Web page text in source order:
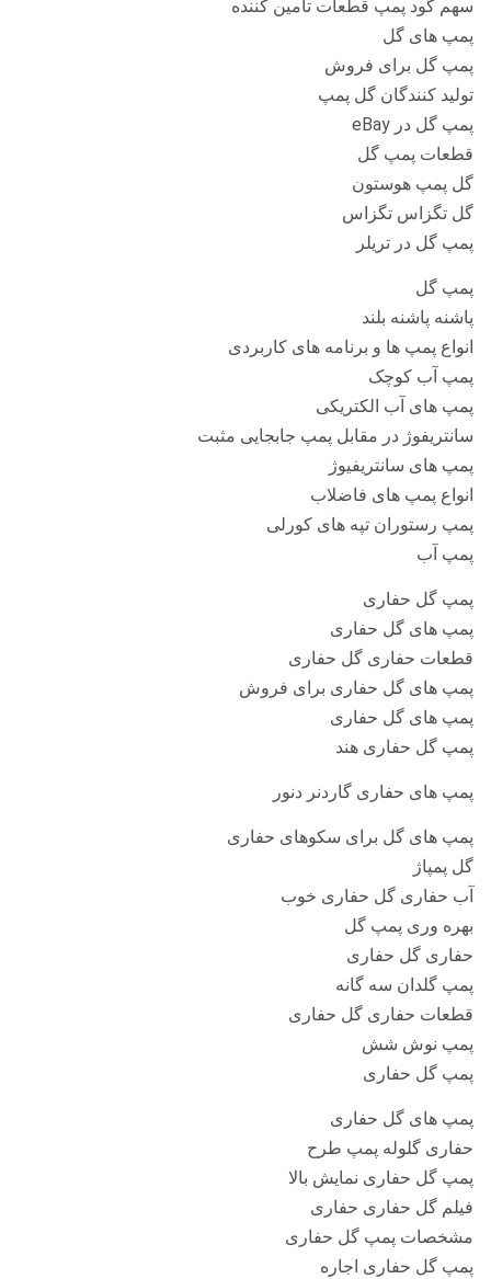
سهم گود پمپ قطعات تامین کننده
پمپ های گل
پمپ گل برای فروش
تولید کنندگان گل پمپ
پمپ گل در eBay
قطعات پمپ گل
گل پمپ هوستون
گل تگزاس تگزاس
پمپ گل در تریلر
پمپ گل
پاشنه پاشنه بلند
انواع پمپ ها و برنامه های کاربردی
پمپ آب کوچک
پمپ های آب الکتریکی
سانتریفوژ در مقابل پمپ جابجایی مثبت
پمپ های سانتریفیوژ
انواع پمپ های فاضلاب
پمپ رستوران تپه های کورلی
پمپ آب
پمپ گل حفاری
پمپ های گل حفاری
قطعات حفاری گل حفاری
پمپ های گل حفاری برای فروش
پمپ های گل حفاری
پمپ گل حفاری هند
پمپ های حفاری گاردنر دنور
پمپ های گل برای سکوهای حفاری
گل پمپاژ
آب حفاری گل حفاری خوب
بهره وری پمپ گل
حفاری گل حفاری
پمپ گلدان سه گانه
قطعات حفاری گل حفاری
پمپ نوش شش
پمپ گل حفاری
پمپ های گل حفاری
حفاری گلوله پمپ طرح
پمپ گل حفاری نمایش بالا
فیلم گل حفاری حفاری
مشخصات پمپ گل حفاری
پمپ گل حفاری اجاره